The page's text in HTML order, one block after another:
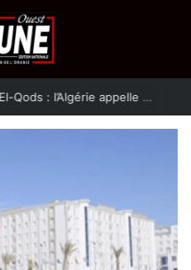
Protection de la ville sainte d’El-Qods : l’Algérie appelle à une action collective